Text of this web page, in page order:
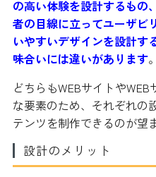
の高い体験を設計するもの
者の目線に立ってユーザビ
いやすいデザインを設計す
味合いには違いがあります。
どちらもWEBサイトや
な要素のため、それぞれの
テンツを制作できるのが望
設計のメリット